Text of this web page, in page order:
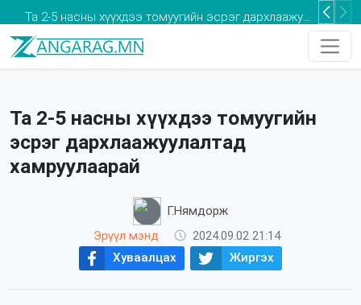
Та 2-5 насны хүүхдээ томуугийн
эсрэг дархлаажуулалтад
хамруулаарай
Г.Нямдорж
Эрүүл мэнд
2024.09.02 21:14
Хуваалцах
Жиргэх